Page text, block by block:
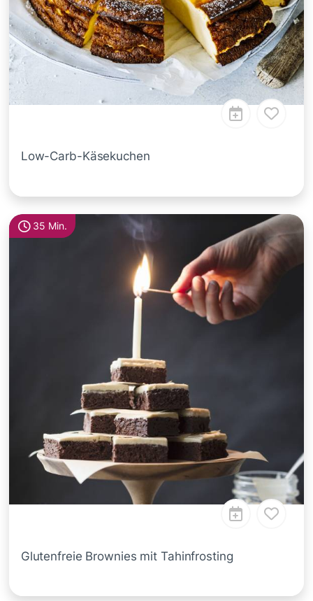
Low-Carb-Käsekuchen
35 Min.
Glutenfreie Brownies mit Tahinfrosting